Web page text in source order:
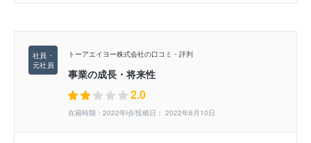
トーアエイヨー株式会社の口コミ・評判
事業の成長・将来性
2.0
在籍時期：2022年頃/投稿日： 2022年6月10日